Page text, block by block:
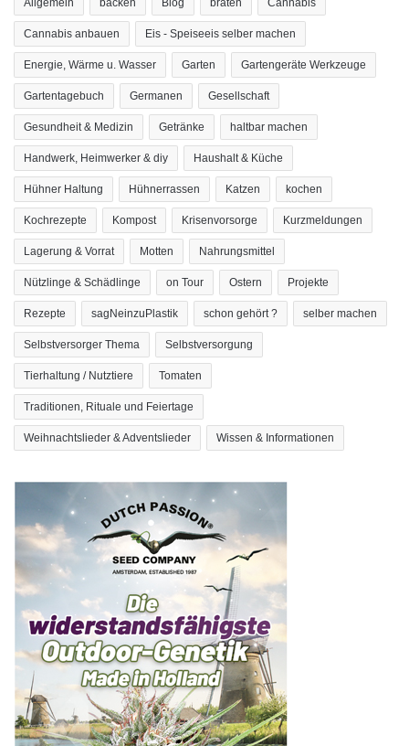
Allgemein backen Blog braten Cannabis
Cannabis anbauen Eis - Speiseeis selber machen
Energie, Wärme u. Wasser Garten Gartengeräte Werkzeuge
Gartentagebuch Germanen Gesellschaft
Gesundheit & Medizin Getränke haltbar machen
Handwerk, Heimwerker & diy Haushalt & Küche
Hühner Haltung Hühnerrassen Katzen kochen
Kochrezepte Kompost Krisenvorsorge Kurzmeldungen
Lagerung & Vorrat Motten Nahrungsmittel
Nützlinge & Schädlinge on Tour Ostern Projekte
Rezepte sagNeinzuPlastik schon gehört ? selber machen
Selbstversorger Thema Selbstversorgung
Tierhaltung / Nutztiere Tomaten
Traditionen, Rituale und Feiertage
Weihnachtslieder & Adventslieder Wissen & Informationen